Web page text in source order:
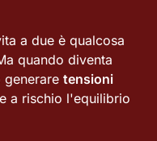
a due è qualcosa
quando diventa
generaretensioni
a rischio l'equilibrio